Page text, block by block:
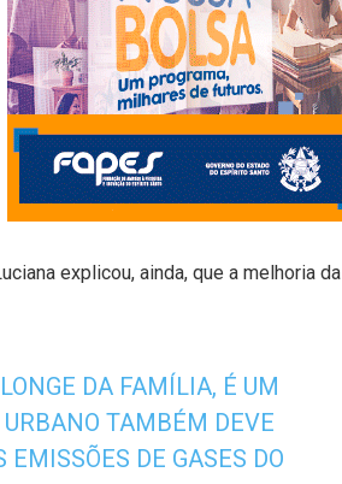
explicou, ainda, que a melhoria da
DA FAMÍLIA, É UM
TAMBÉM DEVE
DE GASES DO